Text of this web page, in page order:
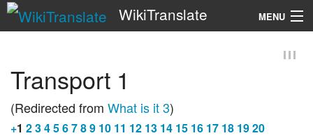
WikiTranslate MENU
Transport 1
(Redirected from What is it 3)
+1 23456789 10 11 12 13 14 15 16 17 18 1920